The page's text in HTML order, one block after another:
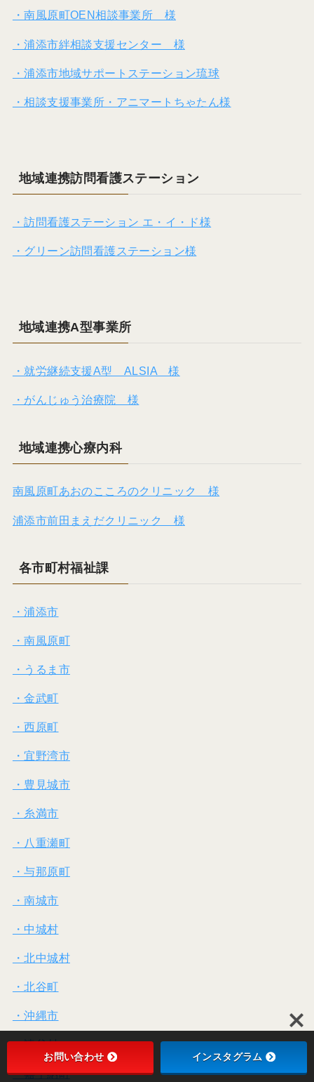
・南風原町OEN相談事業所 様
・浦添市絆相談支援センター 様
・浦添市地域サポートステーション琉球
・相談支援事業所・アニマートちゃたん様
地域連携訪問看護ステーション
・訪問看護ステーション エ・イ・ド様
・グリーン訪問看護ステーション様
地域連携A型事業所
・就労継続支援A型 ALSIA 様
・がんじゅう治療院 様
地域連携心療内科
南風原町あおのこころのクリニック 様
浦添市前田まえだクリニック 様
各市町村福祉課
・浦添市
・南風原町
・うるま市
・金武町
・西原町
・宜野湾市
・豊見城市
・糸満市
・八重瀬町
・与那原町
・南城市
・中城村
・北中城村
・北谷町
・沖縄市
・読谷村
・嘉手納町
お問い合わせ インスタグラム